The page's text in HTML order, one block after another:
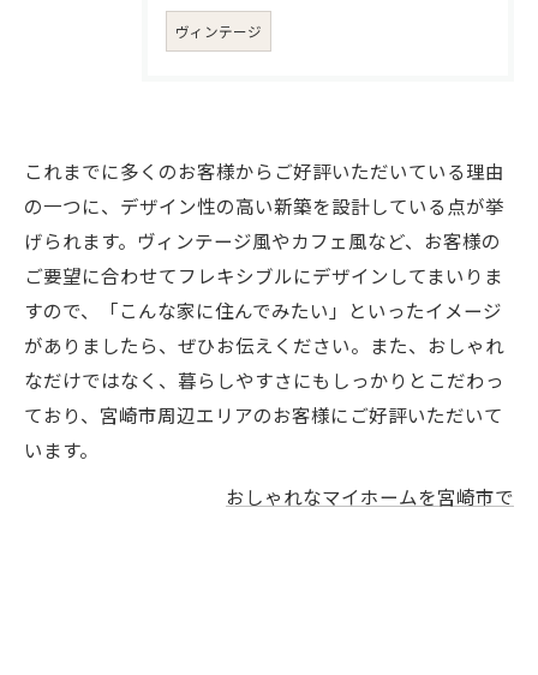
ヴィンテージ
これまでに多くのお客様からご好評いただいている理由
の一つに、デザイン性の高い新築を設計している点が挙
げられます。ヴィンテージ風やカフェ風など、お客様の
ご要望に合わせてフレキシブルにデザインしてまいりま
すので、「こんな家に住んでみたい」といったイメージ
がありましたら、ぜひお伝えください。また、おしゃれ
なだけではなく、暮らしやすさにもしっかりとこだわっ
ており、宮崎市周辺エリアのお客様にご好評いただいて
います。
おしゃれなマイホームを宮崎市で